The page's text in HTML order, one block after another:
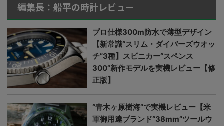
編集長：船平の時計レビュー
プロ仕様300m防水で薄型デザイン
【新常識“スリム・ダイバーズウオッ
チ”3種】スピニカー“スペンス
300”新作モデルを実機レビュー【修
正版】
“青木ヶ原樹海”で実機レビュー【米
軍御用達ブランド“38mm”ツールウ